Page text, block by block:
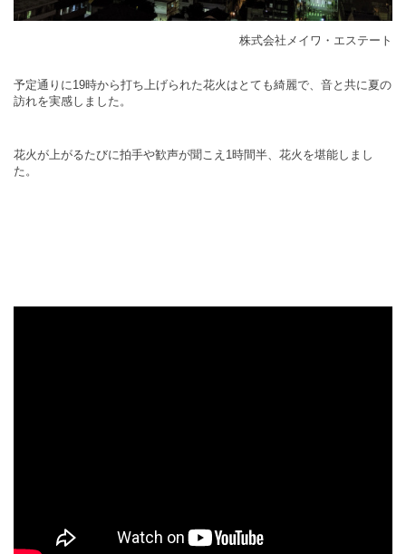
株式会社メイワ・エステート
予定通りに19時から打ち上げられた花火はとても綺麗で、音と共に夏の
訪れを実感しました。
花火が上がるたびに拍手や歓声が聞こえ1時間半、花火を堪能しまし
た。